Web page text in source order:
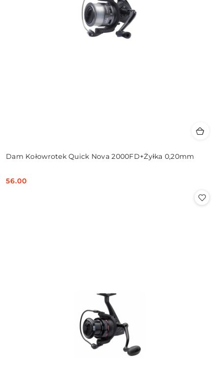
Dam Kołowrotek Quick Nova 2000FD+Żyłka 0,20mm
Cena:
56.00